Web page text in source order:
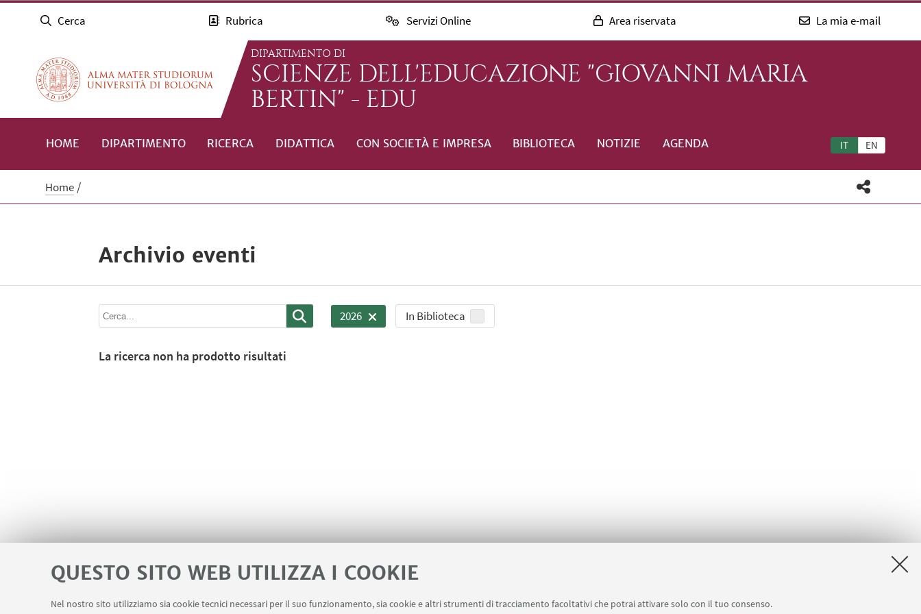
QUESTO SITO WEB UTILIZZA I COOKIE
Nel nostro sito utilizziamo sia cookie tecnici necessari per il suo funzionamento, sia cookie e altri strumenti di tracciamento facoltativi che potrai attivare solo con il tuo consenso.
Cerca Rubrica Servizi Online Area riservata La mia e-mail
DIPARTIMENTO DI
SCIENZE DELL'EDUCAZIONE "GIOVANNI MARIA
BERTIN" - EDU
IT EN
HOME DIPARTIMENTO RICERCA DIDATTICA CON SOCIETÀ E IMPRESA BIBLIOTECA NOTIZIE AGENDA
Home
Archivio eventi
2026 In Biblioteca
La ricerca non ha prodotto risultati